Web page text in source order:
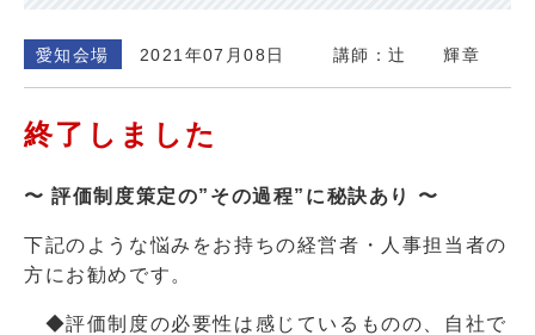
愛知会場 2021年07月08日 講師：辻 輝章
終了しました
〜 評価制度策定の”その過程”に秘訣あり 〜
下記のような悩みをお持ちの経営者・人事担当者の
方にお勧めです。
◆評価制度の必要性は感じているものの、自社で